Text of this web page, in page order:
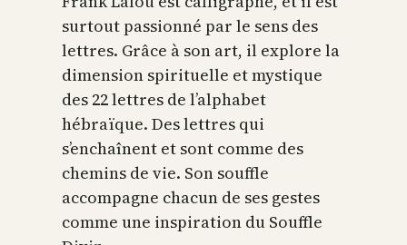
surtout passionné par le sens des
lettres. Grâce à son art, il explore la
dimension spirituelle et mystique
des 22 lettres de l’alphabet
hébraïque. Des lettres qui
s’enchaînent et sont comme des
chemins de vie. Son souffle
accompagne chacun de ses gestes
comme une inspiration du Souffle